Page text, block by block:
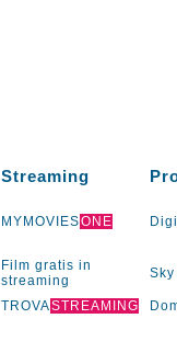
Streaming
MYMOVIESONE
Film gratis in
streaming
Sky
TROVASTREAMING